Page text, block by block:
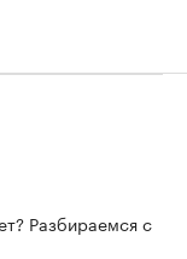
Разбираемся с